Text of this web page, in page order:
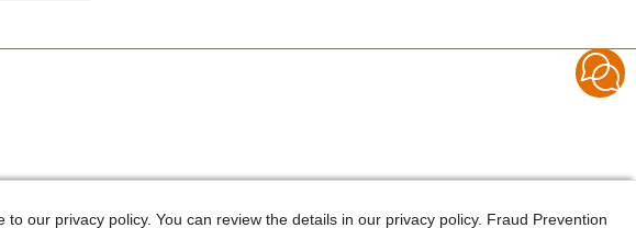
our privacy policy. You can review the details in our privacy policy. Fraud Prevention